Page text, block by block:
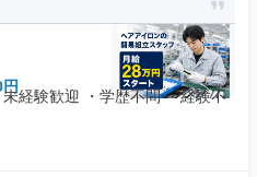
経験歓迎 ・学歴不問 ・経験不